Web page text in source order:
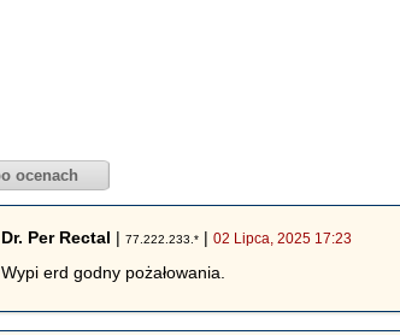
Dr. Per Rectal |77.222.233.* |02 Lipca, 2025 17:23
Wypi erd godny pożałowania.